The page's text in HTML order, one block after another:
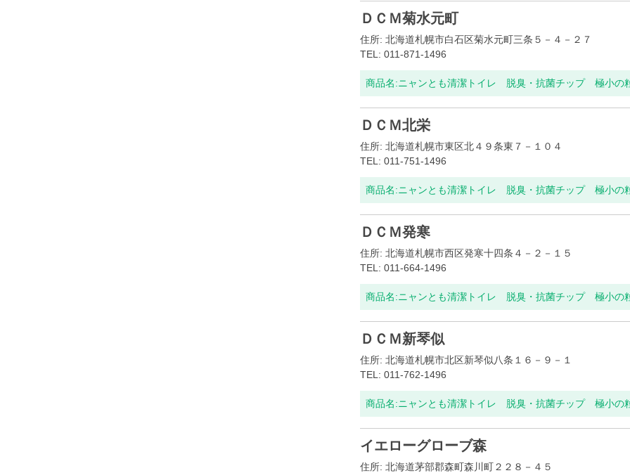
ＤＣＭ菊水元町
住所: 北海道札幌市白石区菊水元町三条５－４－２７
TEL: 011-871-1496
商品名:ニャンとも清潔トイレ 脱臭・抗菌チップ 極小
ＤＣＭ北栄
住所: 北海道札幌市東区北４９条東７－１０４
TEL: 011-751-1496
商品名:ニャンとも清潔トイレ 脱臭・抗菌チップ 極小
ＤＣＭ発寒
住所: 北海道札幌市西区発寒十四条４－２－１５
TEL: 011-664-1496
商品名:ニャンとも清潔トイレ 脱臭・抗菌チップ 極小
ＤＣＭ新琴似
住所: 北海道札幌市北区新琴似八条１６－９－１
TEL: 011-762-1496
商品名:ニャンとも清潔トイレ 脱臭・抗菌チップ 極小
イエローグローブ森
住所: 北海道茅部郡森町森川町２２８－４５